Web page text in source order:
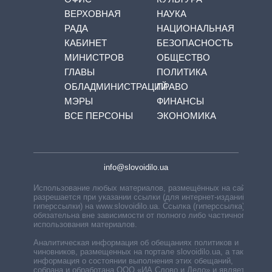
ВЕРХОВНАЯ
РАДА
КАБИНЕТ
МИНИСТРОВ
ГЛАВЫ
ОБЛАДМИНИСТРАЦИЙ
МЭРЫ
ВСЕ ПЕРСОНЫ
НАУКА
НАЦИОНАЛЬНАЯ
БЕЗОПАСНОСТЬ
ОБЩЕСТВО
ПОЛИТИКА
ПРАВО
ФИНАНСЫ
ЭКОНОМИКА
info@slovoidilo.ua
Использование любых материалов, размещённых на сайте,
разрешается при указании ссылки (для интернет-изданий —
гиперссылки) на www.slovoidilo.ua. Ссылка (гиперссылка)
обязательна вне зависимости от полного либо частичного
использования материалов.
Аналитическая информация об обещаниях политиков и
чиновников, размещенных на портале slovoidilo.ua, а также
информация о состоянии выполнения этих обещаний,
собрана и обработана ООО «ИА Слово и Дело» и является